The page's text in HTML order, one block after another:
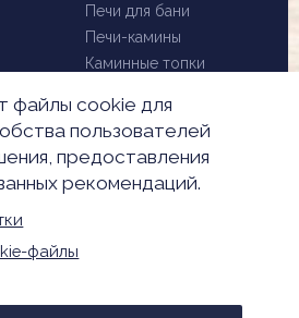
Печи для бани
Печи-камины
Каминные топки
Скидки
файлы cookie для
пользователей
предоставления
рекомендаций.
файлы